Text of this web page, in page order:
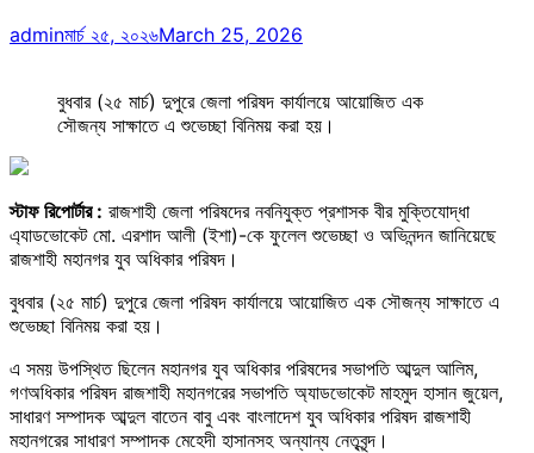
adminমার্চ ২৫, ২০২৬March 25, 2026
বুধবার (২৫ মার্চ) দুপুরে জেলা পরিষদ কার্যালয়ে আয়োজিত এক
সৌজন্য সাক্ষাতে এ শুভেচ্ছা বিনিময় করা হয়।
স্টাফ রিপোর্টার : রাজশাহী জেলা পরিষদের নবনিযুক্ত প্রশাসক বীর মুক্তিযোদ্ধা
এ্যাডভোকেট মো. এরশাদ আলী (ইশা)-কে ফুলেল শুভেচ্ছা ও অভিনন্দন জানিয়েছে
রাজশাহী মহানগর যুব অধিকার পরিষদ।
বুধবার (২৫ মার্চ) দুপুরে জেলা পরিষদ কার্যালয়ে আয়োজিত এক সৌজন্য সাক্ষাতে এ
শুভেচ্ছা বিনিময় করা হয়।
এ সময় উপস্থিত ছিলেন মহানগর যুব অধিকার পরিষদের সভাপতি আব্দুল আলিম,
গণঅধিকার পরিষদ রাজশাহী মহানগরের সভাপতি অ্যাডভোকেট মাহমুদ হাসান জুয়েল,
সাধারণ সম্পাদক আব্দুল বাতেন বাবু এবং বাংলাদেশ যুব অধিকার পরিষদ রাজশাহী
মহানগরের সাধারণ সম্পাদক মেহেদী হাসানসহ অন্যান্য নেতৃবৃন্দ।